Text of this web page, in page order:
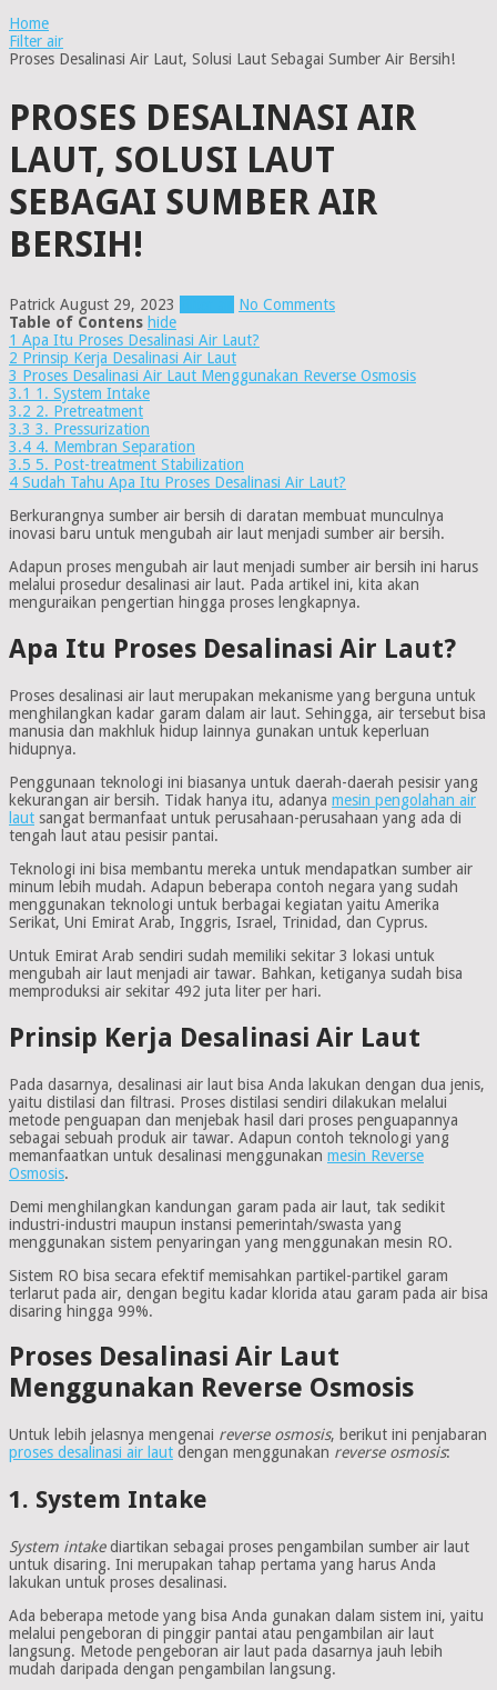
Home
Filter air
Proses Desalinasi Air Laut, Solusi Laut Sebagai Sumber Air Bersih!
PROSES DESALINASI AIR
LAUT, SOLUSI LAUT
SEBAGAI SUMBER AIR
BERSIH!
Patrick August 29, 2023
No Comments
Table of Contens hide
1 Apa Itu Proses Desalinasi Air Laut?
2 Prinsip Kerja Desalinasi Air Laut
3 Proses Desalinasi Air Laut Menggunakan Reverse Osmosis
3.1 1. System Intake
3.2 2. Pretreatment
3.3 3. Pressurization
3.4 4. Membran Separation
3.5 5. Post-treatment Stabilization
4 Sudah Tahu Apa Itu Proses Desalinasi Air Laut?
Berkurangnya sumber air bersih di daratan membuat munculnya
inovasi baru untuk mengubah air laut menjadi sumber air bersih.
Adapun proses mengubah air laut menjadi sumber air bersih ini harus
melalui prosedur desalinasi air laut. Pada artikel ini, kita akan
menguraikan pengertian hingga proses lengkapnya.
Apa Itu Proses Desalinasi Air Laut?
Proses desalinasi air laut merupakan mekanisme yang berguna untuk
menghilangkan kadar garam dalam air laut. Sehingga, air tersebut bisa
manusia dan makhluk hidup lainnya gunakan untuk keperluan
hidupnya.
Penggunaan teknologi ini biasanya untuk daerah-daerah pesisir yang
kekurangan air bersih. Tidak hanya itu, adanya mesin pengolahan air
laut sangat bermanfaat untuk perusahaan-perusahaan yang ada di
tengah laut atau pesisir pantai.
Teknologi ini bisa membantu mereka untuk mendapatkan sumber air
minum lebih mudah. Adapun beberapa contoh negara yang sudah
menggunakan teknologi untuk berbagai kegiatan yaitu Amerika
Serikat, Uni Emirat Arab, Inggris, Israel, Trinidad, dan Cyprus.
Untuk Emirat Arab sendiri sudah memiliki sekitar 3 lokasi untuk
mengubah air laut menjadi air tawar. Bahkan, ketiganya sudah bisa
memproduksi air sekitar 492 juta liter per hari.
Prinsip Kerja Desalinasi Air Laut
Pada dasarnya, desalinasi air laut bisa Anda lakukan dengan dua jenis,
yaitu distilasi dan filtrasi. Proses distilasi sendiri dilakukan melalui
metode penguapan dan menjebak hasil dari proses penguapannya
sebagai sebuah produk air tawar. Adapun contoh teknologi yang
memanfaatkan untuk desalinasi menggunakan mesin Reverse
Osmosis.
Demi menghilangkan kandungan garam pada air laut, tak sedikit
industri-industri maupun instansi pemerintah/swasta yang
menggunakan sistem penyaringan yang menggunakan mesin RO.
Sistem RO bisa secara efektif memisahkan partikel-partikel garam
terlarut pada air, dengan begitu kadar klorida atau garam pada air bisa
disaring hingga 99%.
Proses Desalinasi Air Laut
Menggunakan Reverse Osmosis
Untuk lebih jelasnya mengenai reverse osmosis, berikut ini penjabaran
proses desalinasi air laut dengan menggunakan reverse osmosis:
1. System Intake
System intakediartikan sebagai proses pengambilan sumber air laut
untuk disaring. Ini merupakan tahap pertama yang harus Anda
lakukan untuk proses desalinasi.
Ada beberapa metode yang bisa Anda gunakan dalam sistem ini, yaitu
melalui pengeboran di pinggir pantai atau pengambilan air laut
langsung. Metode pengeboran air laut pada dasarnya jauh lebih
mudah daripada dengan pengambilan langsung.